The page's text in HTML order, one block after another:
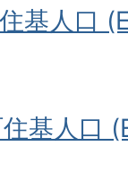
基人口
基人口